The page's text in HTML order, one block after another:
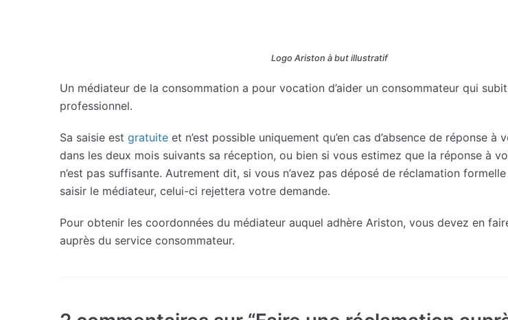
Logo Ariston à but illustratif
Un médiateur de la consommation a pour vocation d’aider un consommateur qui
professionnel.
Sa saisie est gratuite et n’est possible uniquement qu’en cas d’absence de réponse à
dans les deux mois suivants sa réception, ou bien si vous estimez que la réponse à
n’est pas suffisante. Autrement dit, si vous n’avez pas déposé de réclamation
saisir le médiateur, celui-ci rejettera votre demande.
Pour obtenir les coordonnées du médiateur auquel adhère Ariston, vous devez en
auprès du service consommateur.